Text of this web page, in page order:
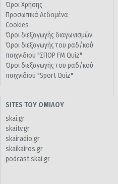
Όροι Χρήσης
Προσωπικά Δεδομένα
Cookies
Όροι διεξαγωγής διαγωνισμών
Όροι διεξαγωγής του ραδ/κού
παιχνιδιού "ΣΠΟΡ FM Quiz"
Όροι διεξαγωγής του ραδ/κού
παιχνιδιού "Sport Quiz"
SITES ΤΟΥ ΟΜΙΛΟΥ
skai.gr
skaitv.gr
skairadio.gr
skaikairos.gr
podcast.skai.gr